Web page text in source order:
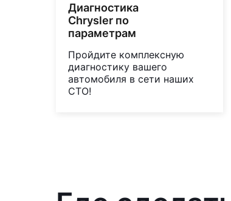
Диагностика
Chrysler по
параметрам
Пройдите комплексную
диагностику вашего
автомобиля в сети наших
СТО!